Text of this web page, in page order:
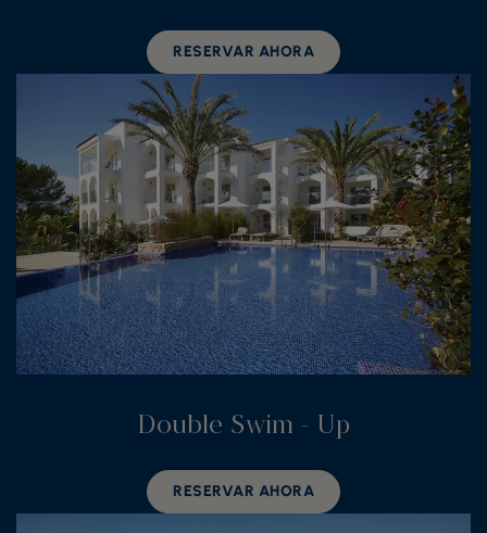
RESERVAR AHORA
Double Swim - Up
RESERVAR AHORA